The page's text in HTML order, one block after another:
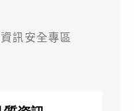
資訊安全專區